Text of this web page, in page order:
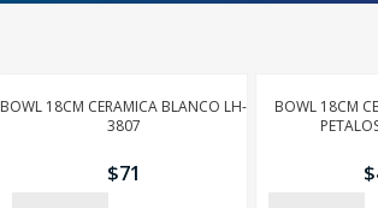
BOWL 18CM CERAMICA BLANCO LH-
3807
$71
BOWL 18CM
$